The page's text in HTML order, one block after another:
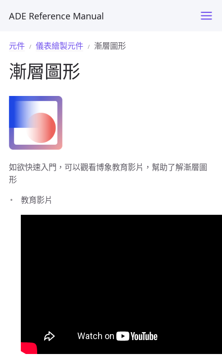
ADE Reference Manual
元件 儀表繪製元件 漸層圖形
漸層圖形
如欲快速入門，可以觀看博象教育影片，幫助了解漸層圖
形
教育影片